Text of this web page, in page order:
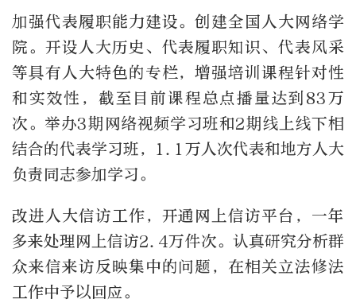
加强代表履职能力建设。创建全国人大网络学
院。开设人大历史、代表履职知识、代表风采
等具有人大特色的专栏，增强培训课程针对性
和实效性，截至目前课程总点播量达到83万
次。举办3期网络视频学习班和2期线上线下相
结合的代表学习班，1.1万人次代表和地方人大
负责同志参加学习。
改进人大信访工作，开通网上信访平台，一年
多来处理网上信访2.4万件次。认真研究分析群
众来信来访反映集中的问题，在相关立法修法
工作中予以回应。